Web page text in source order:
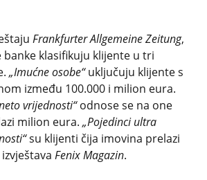
Frankfurter Allgemeine Zeitung,
banke klasifikuju klijente u tri
„Imućne osobe“uključuju klijente s
između 100.000 i milion eura.
vrijednosti“odnose se na one
milion eura. „Pojedinci ultra
su klijenti čija imovina prelazi
Fenix Magazin.